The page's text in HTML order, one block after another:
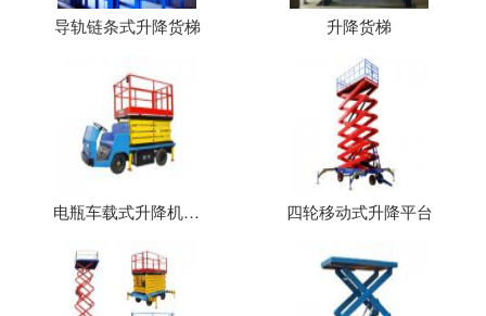
导轨链条式升降货梯 升降货梯
电瓶车载式升降机（平台） 四轮移动式升降平台